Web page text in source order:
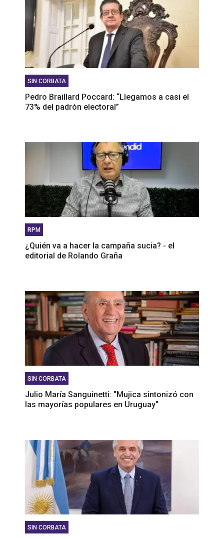
SIN CORBATA
Pedro Braillard Poccard: “Llegamos a casi el
73% del padrón electoral”
RPM
¿Quién va a hacer la campaña sucia? - el
editorial de Rolando Graña
SIN CORBATA
Julio María Sanguinetti: "Mujica sintonizó con
las mayorías populares en Uruguay"
SIN CORBATA